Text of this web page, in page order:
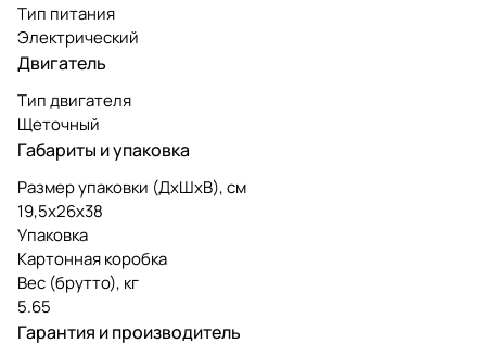
Тип питания
Электрический
Двигатель
Тип двигателя
Щеточный
Габариты и упаковка
Размер упаковки (ДxШxВ), см
19,5х26х38
Упаковка
Картонная коробка
Вес (брутто), кг
5.65
Гарантия и производитель